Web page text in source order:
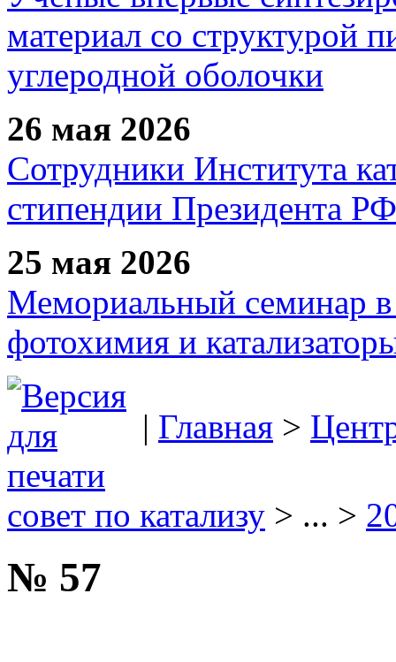
материал со структурой
углеродной оболочки
26 мая 2026
Сотрудники Института
стипендии Президента РФ
25 мая 2026
Мемориальный семинар в
фотохимия и
| Главная >
совет по катализу > ... >
№ 57